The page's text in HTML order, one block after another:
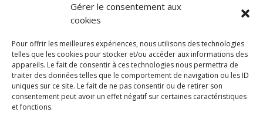
Gérer le consentement aux
cookies
Pour offrir les meilleures expériences, nous utilisons des technologies
telles que les cookies pour stocker et/ou accéder aux informations des
appareils. Le fait de consentir à ces technologies nous permettra de
traiter des données telles que le comportement de navigation ou les ID
uniques sur ce site. Le fait de ne pas consentir ou de retirer son
consentement peut avoir un effet négatif sur certaines caractéristiques
et fonctions.